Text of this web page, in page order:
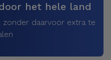
het hele land
daarvoor extra te